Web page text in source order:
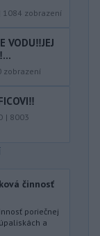
1084 zobrazení
VODU‼️JEJ
zobrazení
| 8003
činnosť
poriečnej
a